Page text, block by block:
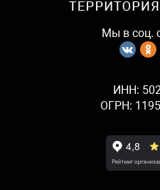
Мы в соц.
ИНН:
ОГРН: